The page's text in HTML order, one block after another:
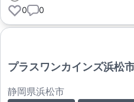
0 0
プラスワンカインズ浜松
静岡県浜松市